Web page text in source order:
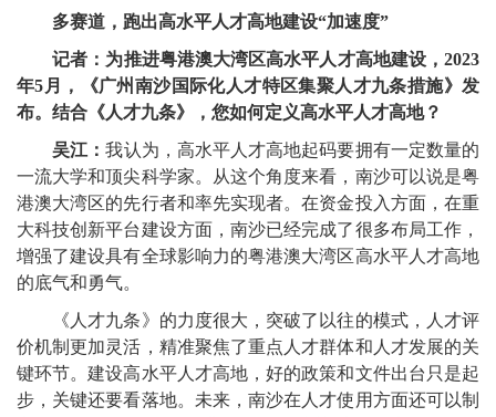
多赛道，跑出高水平人才高地建设“加速度”
记者：为推进粤港澳大湾区高水平人才高地建设，2023
年5月，《广州南沙国际化人才特区集聚人才九条措施》发
布。结合《人才九条》，您如何定义高水平人才高地？
吴江：我认为，高水平人才高地起码要拥有一定数量的
一流大学和顶尖科学家。从这个角度来看，南沙可以说是粤
港澳大湾区的先行者和率先实现者。在资金投入方面，在重
大科技创新平台建设方面，南沙已经完成了很多布局工作，
增强了建设具有全球影响力的粤港澳大湾区高水平人才高地
的底气和勇气。
《人才九条》的力度很大，突破了以往的模式，人才评
价机制更加灵活，精准聚焦了重点人才群体和人才发展的关
键环节。建设高水平人才高地，好的政策和文件出台只是起
步，关键还要看落地。未来，南沙在人才使用方面还可以制